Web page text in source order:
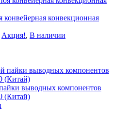
конвекционная
Акция!, В наличии
выводных компонентов
(Китай)